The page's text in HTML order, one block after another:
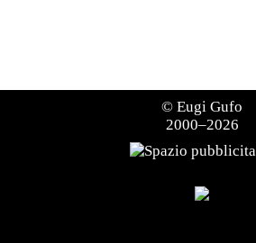
© Eugi Gufo
2000–2026